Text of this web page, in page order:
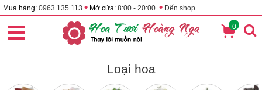
Mua hàng: 0963.135.113 • Mở cửa: 8:00 - 20:00 • Đến shop
0
Loại hoa